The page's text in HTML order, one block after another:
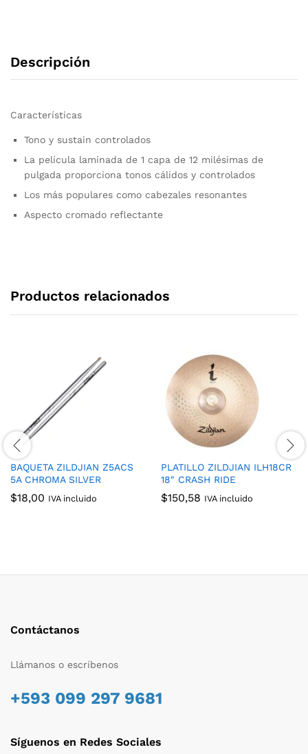
Descripción
Características
Tono y sustain controlados
La película laminada de 1 capa de 12 milésimas de
pulgada proporciona tonos cálidos y controlados
Los más populares como cabezales resonantes
Aspecto cromado reflectante
Productos relacionados
BAQUETA ZILDJIAN Z5ACS
5A CHROMA SILVER
$18,00 IVA incluido
PLATILLO ZILDJIAN ILH18CR
18″ CRASH RIDE
$150,58 IVA incluido
Contáctanos
Llámanos o escríbenos
+593 099 297 9681
Síguenos en Redes Sociales